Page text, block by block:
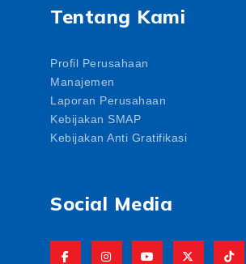
Tentang Kami
Profil Perusahaan
Manajemen
Laporan Perusahaan
Kebijakan SMAP
Kebijakan Anti Gratifikasi
Social Media